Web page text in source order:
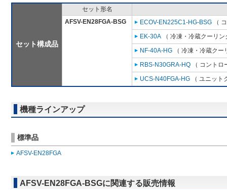
セット構成品
セット形名
AFSV-EN28FGA-BSG
ECOV-EN225C1-HG-BSG （
EK-30A （ 冷凍・冷蔵クーリ
NF-40A-HG （ 冷凍・冷蔵ク
RBS-N30GRA-HQ （ コント
UCS-N40FGA-HG （ ユニット
機種ラインアップ
標準品
AFSV-EN28FGA
AFSV-EN28FGA-BSGに関連する販売情報